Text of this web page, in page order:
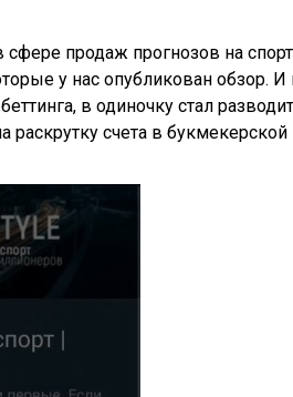
продаж прогнозов на
у нас опубликован обзор. И
в одиночку стал
счета в букмекерской